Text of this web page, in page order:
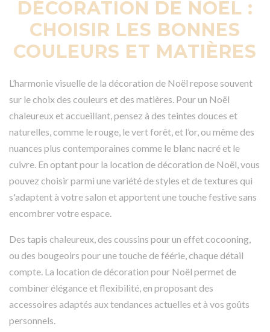
DÉCORATION DE NOËL :
CHOISIR LES BONNES
COULEURS ET MATIÈRES
L’harmonie visuelle de la décoration de Noël repose souvent
sur le choix des couleurs et des matières. Pour un Noël
chaleureux et accueillant, pensez à des teintes douces et
naturelles, comme le rouge, le vert forêt, et l’or, ou même des
nuances plus contemporaines comme le blanc nacré et le
cuivre. En optant pour la location de décoration de Noël, vous
pouvez choisir parmi une variété de styles et de textures qui
s'adaptent à votre salon et apportent une touche festive sans
encombrer votre espace.
Des tapis chaleureux, des coussins pour un effet cocooning,
ou des bougeoirs pour une touche de féérie, chaque détail
compte. La location de décoration pour Noël permet de
combiner élégance et flexibilité, en proposant des
accessoires adaptés aux tendances actuelles et à vos goûts
personnels.